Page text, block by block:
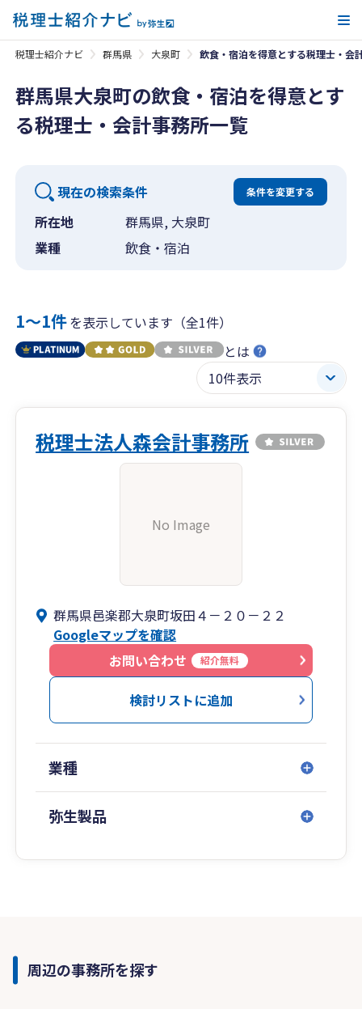
税理士紹介ナビ 群馬県 大泉町 飲食・宿泊を得意とする税理士・会
群馬県大泉町の飲食・宿泊を得意とす
る税理士・会計事務所一覧
現在の検索条件 条件を変更する
所在地
群馬県, 大泉町
業種
飲食・宿泊
1〜1件を表示しています（全1件）
とは
税理士法人森会計事務所
No Image
群馬県邑楽郡大泉町坂田４－２０－２２
Googleマップを確認
お問い合わせ
紹介無料
検討リストに追加
業種
弥生製品
周辺の事務所を探す